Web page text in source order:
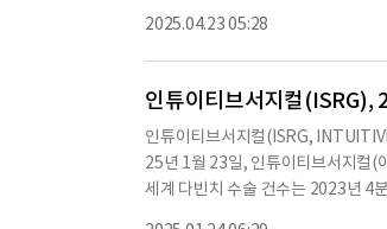
이 포함되어 있으며, 이는 2024년 1
설치 대수는 10,189대로, 2024년
분기의 18억 9천만 달러에 비해
러로, 2024년 1분기의 5억 4,500만
이익은 1.81달러로, 2024년 1분기
금성 자산 및 투자를 보유하고 있으
수가 약 15%에서 17% 증가할 것으
2025.04.23 05:28
인튜이티브서지컬(ISRG),
인튜이티브서지컬(ISRG,
25년 1월 23일, 인튜이티브서지컬(
세계 다빈치 수술 건수는 2023년 4